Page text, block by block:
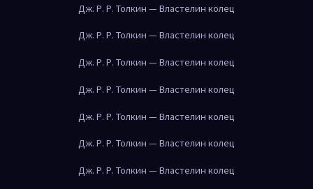
Дж. Р. Р. Толкин — Властелин колец
Дж. Р. Р. Толкин — Властелин колец
Дж. Р. Р. Толкин — Властелин колец
Дж. Р. Р. Толкин — Властелин колец
Дж. Р. Р. Толкин — Властелин колец
Дж. Р. Р. Толкин — Властелин колец
Дж. Р. Р. Толкин — Властелин колец